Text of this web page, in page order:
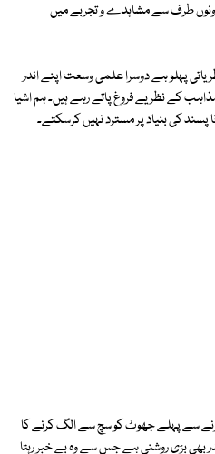
طرف سے مشاہدے و تجربے میں
پہلو ہے دوسرا علمی وسعت اپنے اندر
کے نظریے فروغ پاتے رہے ہیں۔ ہم اشیا
کی بنیاد پر مسترد نہیں کرسکتے۔
سے پہلے جھوٹ کو سچ سے الگ کرنے کا
بھی بڑی روشنی ہے جس سے وہ بے خبر رہتا